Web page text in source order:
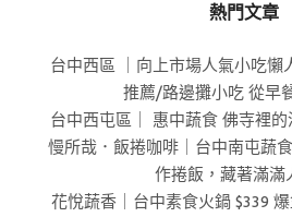
熱門文章
台中西區 ｜向上市場人氣小吃懶
推薦/路邊攤小吃 從早
台中西屯區｜ 惠中蔬食 佛寺裡
慢所哉．飯捲咖啡｜台中南屯蔬
作捲飯，藏著滿滿
花悅蔬香｜台中素食火鍋 $339